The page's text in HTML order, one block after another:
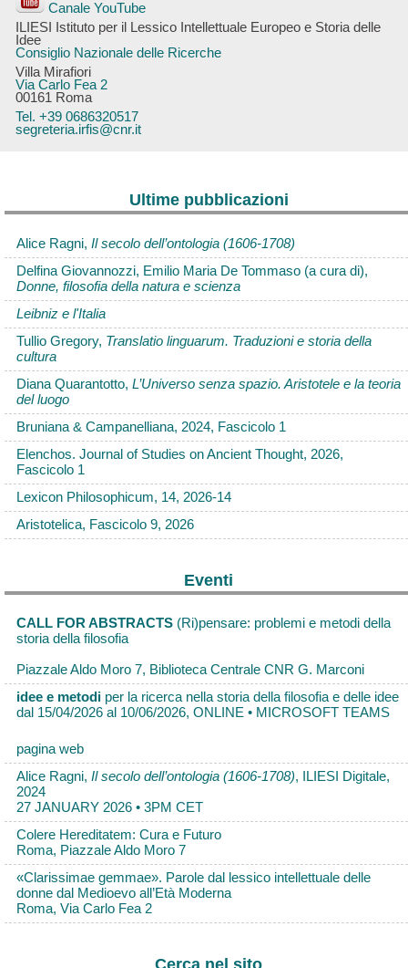
Canale YouTube
ILIESI Istituto per il Lessico Intellettuale Europeo e Storia delle
Idee
Consiglio Nazionale delle Ricerche
Villa Mirafiori
Via Carlo Fea 2
00161 Roma
Tel. +39 0686320517
segreteria.irfis@cnr.it
Ultime pubblicazioni
Alice Ragni, Il secolo dell’ontologia (1606-1708)
Delfina Giovannozzi, Emilio Maria De Tommaso (a cura di),
Donne, filosofia della natura e scienza
Leibniz e l'Italia
Tullio Gregory, Translatio linguarum. Traduzioni e storia della
cultura
Diana Quarantotto, L’Universo senza spazio. Aristotele e la teoria
del luogo
Bruniana & Campanelliana, 2024, Fascicolo 1
Elenchos. Journal of Studies on Ancient Thought, 2026,
Fascicolo 1
Lexicon Philosophicum, 14, 2026-14
Aristotelica, Fascicolo 9, 2026
Eventi
CALL FOR ABSTRACTS (Ri)pensare: problemi e metodi della
storia della filosofia
Piazzale Aldo Moro 7, Biblioteca Centrale CNR G. Marconi
idee e metodi per la ricerca nella storia della filosofia e delle idee
dal 15/04/2026 al 10/06/2026, ONLINE • MICROSOFT TEAMS
pagina web
Alice Ragni, Il secolo dell’ontologia (1606-1708), ILIESI Digitale,
2024
27 JANUARY 2026 • 3PM CET
Colere Hereditatem: Cura e Futuro
Roma, Piazzale Aldo Moro 7
«Clarissimae gemmae». Parole dal lessico intellettuale delle
donne dal Medioevo all’Età Moderna
Roma, Via Carlo Fea 2
Cerca nel sito